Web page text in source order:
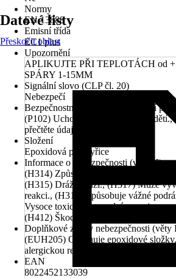
Normy
EN 13888
Emisní třída
EC1 plus
Upozornění
APLIKUJTE PŘI TEPLOTÁCH od
SPÁRY 1-15MM
Signální slovo (CLP čl. 20)
Nebezpečí
Bezpečnostní pokyny (preventivní
(P102) Uchovávejte mimo dosah
přečtěte údaje na štítku.
Složení
Epoxidová pryskyřice
Informace o nebezpečnosti (věty H)
(H314) Způsobuje těžké poleptání
(H315) Dráždí kůži., (H317) Může
reakci., (H319) Způsobuje vážné
Vysoce toxický pro vodní organismy,
(H412) Škodlivý pro vodní
Doplňkové znaky nebezpečnosti (věty
(EUH205) Obsahuje epoxidové
alergickou reakci.
EAN
8022452133039
Datové listy
Přeskočit oblast